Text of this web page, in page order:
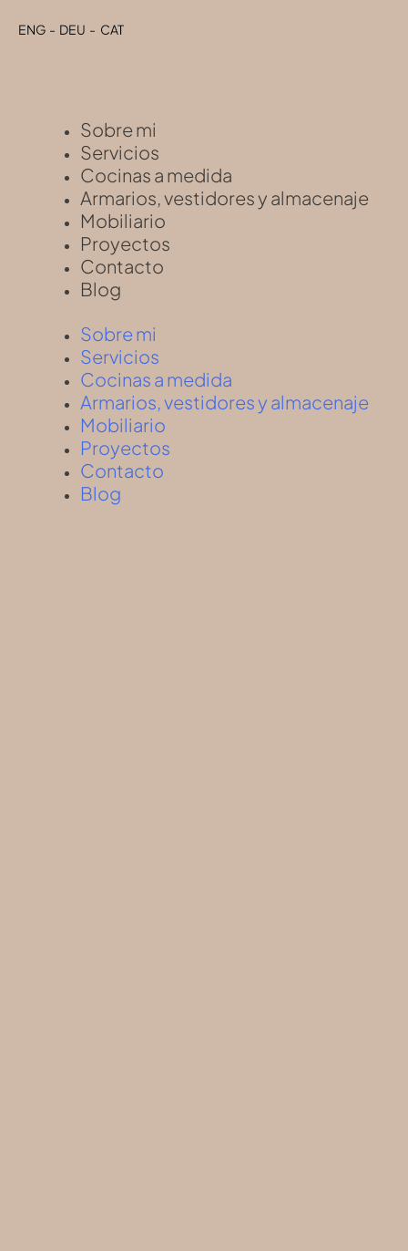
ENG - DEU - CAT
ENG - DEU - CAT
Sobre mi
Servicios
Cocinas a medida
Armarios, vestidores y almacenaje
Mobiliario
Proyectos
Contacto
Blog
Sobre mi
Servicios
Cocinas a medida
Armarios, vestidores y almacenaje
Mobiliario
Proyectos
Contacto
Blog